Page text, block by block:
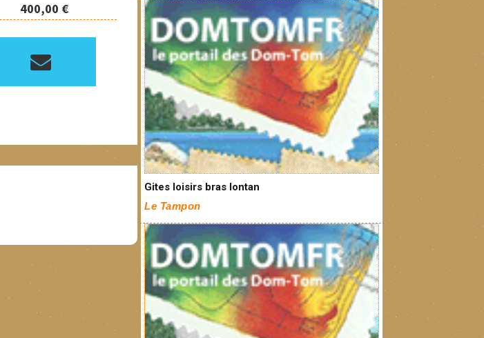
400,00 €
Gites loisirs bras lontan
Le Tampon